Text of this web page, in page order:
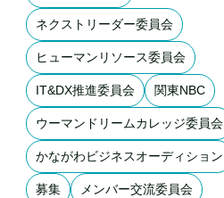
ネクストリーダー委員会
ヒューマンリソース委員会
IT&DX推進委員会 関東NBC
ウーマンドリームカレッジ委員会
かながわビジネスオーディション
募集 メンバー交流委員会